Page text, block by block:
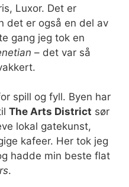
Luxor. Det er
det er også en del av
gang jeg tok en
– det var så
spill og fyll. Byen har
The Arts District sør
lokal gatekunst,
kafeer. Her tok jeg
hadde min beste flat
.